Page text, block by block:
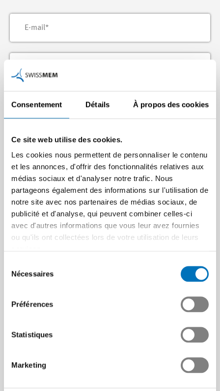
Consentement Détails À propos des cookies
Ce site web utilise des cookies.
Les cookies nous permettent de personnaliser le contenu
et les annonces, d'offrir des fonctionnalités relatives aux
médias sociaux et d'analyser notre trafic. Nous
partageons également des informations sur l'utilisation de
notre site avec nos partenaires de médias sociaux, de
publicité et d'analyse, qui peuvent combiner celles-ci
avec d'autres informations que vous leur avez fournies
ou qu'ils ont collectées lors de votre utilisation de leurs
Nécessaires
Préférences
Statistiques
Marketing